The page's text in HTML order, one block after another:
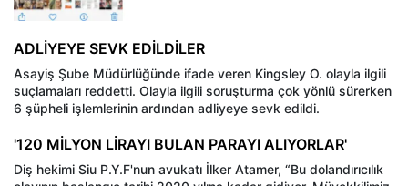
ADLİYEYE SEVK EDİLDİLER
Asayiş Şube Müdürlüğünde ifade veren Kingsley O. olayla ilgili
suçlamaları reddetti. Olayla ilgili soruşturma çok yönlü sürerken
6 şüpheli işlemlerinin ardından adliyeye sevk edildi.
'120 MİLYON LİRAYI BULAN PARAYI ALIYORLAR'
Diş hekimi Siu P.Y.F'nun avukatı İlker Atamer, “Bu dolandırıcılık